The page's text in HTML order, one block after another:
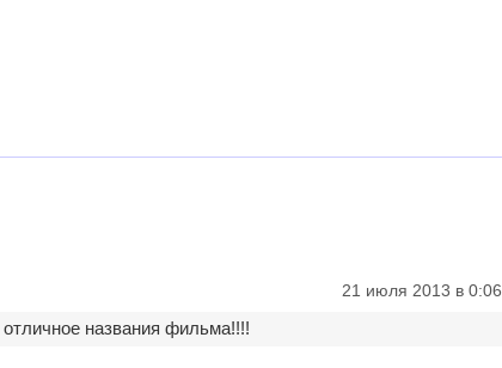
21 июля 2013 в 0:06
названия фильма!!!!